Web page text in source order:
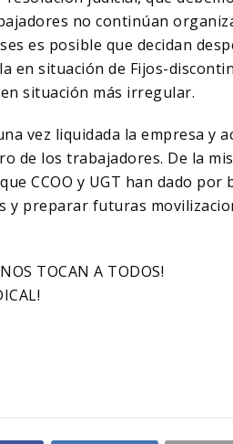
no continúan
es posible que decidan
en situación de Fijos-
situación más irregular.
vez liquidada la empresa y
de los trabajadores. De la
CCOO y UGT han dado
y preparar futuras
TOCAN A TODOS!